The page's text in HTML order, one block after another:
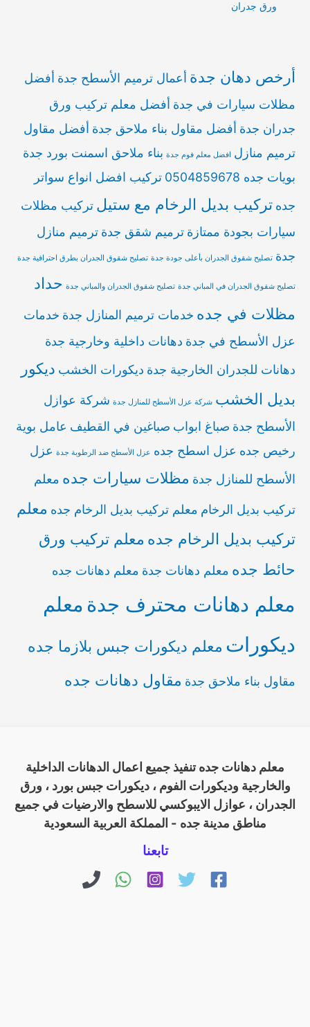
ورق جدران
أرخص دهان جدة أعمال ترميم الأسطح جدة أفضل
مظلات سيارات في جدة أفضل معلم تركيب ورق
جدران جدة أفضل مقاول بناء ملاحق جدة أفضل مقاول
ترميم منازل افضل معلم فوم جدة بناء ملاحق اسمنت بورد جدة
بويات جده 0504859678
تركيب افضل انواع سواتر
جده تركيب بديل الرخام مع ستيل تركيب مظلات
سيارات بجودة ممتازة ترميم شقق جدة ترميم منازل
جدة تصليح شقوق الجدران بأعلى جودة جدة تصليح شقوق الجدران بطرق احترافية جدة
تصليح شقوق الجدران في المباني جدة تصليح شقوق الجدران والمباني جدة حداد
مظلات في جده خدمات ترميم المنازل جدة خدمات
عزل الأسطح في جدة دهانات داخلية وخارجية جدة
دهانات للجدران الخارجية جدة ديكورات الخشب ديكور
بديل الخشب شركة عزل الأسطح للمنازل جدة شركة عوازل
الأسطح جدة صباغ ابواب صباغين في القطيف عامل بوية
رخيص جده عزل اسطح جده عزل الأسطح ضد الرطوبة جدة عزل
الأسطح للمنازل جدة مظلات سيارات جده معلم
تركيب بديل الرخام معلم تركيب بديل الرخام جده معلم
تركيب بديل الرخام جده معلم تركيب ورق
حائط جده معلم دهانات جدة معلم دهانات جده
معلم دهانات محترف جدة معلم
ديكورات معلم ديكورات جبس بلازما جده
مقاول بناء ملاحق جدة مقاول دهانات جده
معلم دهانات جده تنفيذ جميع اعمال الدهانات الداخلية
والخارجية وديكورات الفوم ، ديكورات جبس بورد ، ورق
الجدران ، عوازل الايبوكسي للاسطح والارضيات في جميع
مناطق مدينة جده - المملكة العربية السعودية
تابعنا